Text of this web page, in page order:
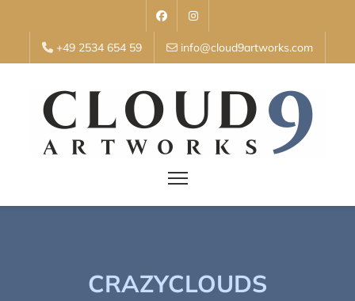
+49 2534 654 59 info@cloud9artworks.com
CRAZYCLOUDS